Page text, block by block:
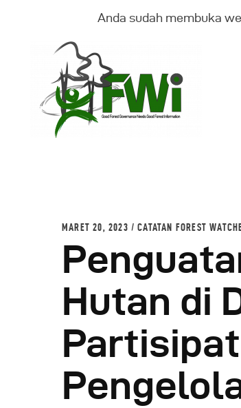
Anda sudah membuka
MARET 20, 2023 CATATAN FOREST
Hutan di